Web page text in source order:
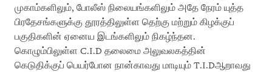
முகாம்களிலும், போலீஸ் நிலையங்களிலும் அதே நேரம் யுத்த
பிரதேசங்களுக்கு தூரத்திலுள்ள தெற்கு மற்றும் கிழக்குப்
பகுதிகளின் ஏனைய இடங்களிலும் நிகழ்ந்தன.
கொழும்பிலுள்ள C.I.D தலைமை அலுவலகத்தின்
கெடுதிக்குப் பெயர்போன நான்காவது மாடியும் T.I.Dஆறாவது